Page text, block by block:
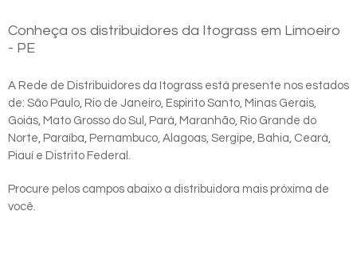
Conheça os distribuidores da Itograss em Limoeiro
- PE
A Rede de Distribuidores da Itograss está presente nos estados
de: São Paulo, Rio de Janeiro, Espirito Santo, Minas Gerais,
Goiás, Mato Grosso do Sul, Pará, Maranhão, Rio Grande do
Norte, Paraíba, Pernambuco, Alagoas, Sergipe, Bahia, Ceará,
Piauí e Distrito Federal.
Procure pelos campos abaixo a distribuidora mais próxima de
você.